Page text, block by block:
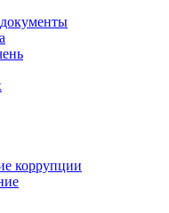
коррупции